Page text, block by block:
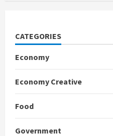
CATEGORIES
Economy
Economy Creative
Food
Government